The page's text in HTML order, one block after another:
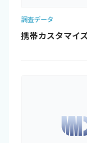
調査データ
携帯カスタマイ